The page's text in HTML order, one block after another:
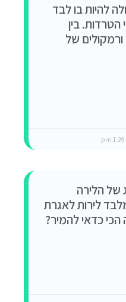
להיות בו לבד
בין
של
הלירה
לשקל. מלבד לירות לאגרת
כדאי להמיר?